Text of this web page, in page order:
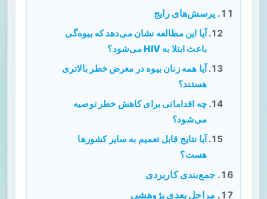
پرسش‌های رایج
آیا این مطالعه نشان می‌دهد که بیوه‌گی
باعث ابتلا به HIV می‌شود؟
آیا همه زنان بیوه در معرض خطر بالاتری
هستند؟
چه اقداماتی برای کاهش خطر توصیه
می‌شود؟
آیا نتایج قابل تعمیم به سایر کشورها
هست؟
جمع‌بندی کاربردی
مراحل بعدی پژوهشی